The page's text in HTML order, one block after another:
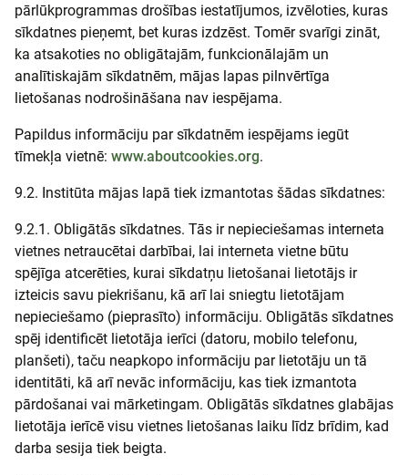
pārlūkprogrammas drošības iestatījumos, izvēloties, kuras
sīkdatnes pieņemt, bet kuras izdzēst. Tomēr svarīgi zināt,
ka atsakoties no obligātajām, funkcionālajām un
analītiskajām sīkdatnēm, mājas lapas pilnvērtīga
lietošanas nodrošināšana nav iespējama.
Papildus informāciju par sīkdatnēm iespējams iegūt
tīmekļa vietnē: www.aboutcookies.org.
9.2. Institūta mājas lapā tiek izmantotas šādas sīkdatnes:
9.2.1. Obligātās sīkdatnes. Tās ir nepieciešamas interneta
vietnes netraucētai darbībai, lai interneta vietne būtu
spējīga atcerēties, kurai sīkdatņu lietošanai lietotājs ir
izteicis savu piekrišanu, kā arī lai sniegtu lietotājam
nepieciešamo (pieprasīto) informāciju. Obligātās sīkdatnes
spēj identificēt lietotāja ierīci (datoru, mobilo telefonu,
planšeti), taču neapkopo informāciju par lietotāju un tā
identitāti, kā arī nevāc informāciju, kas tiek izmantota
pārdošanai vai mārketingam. Obligātās sīkdatnes glabājas
lietotāja ierīcē visu vietnes lietošanas laiku līdz brīdim, kad
darba sesija tiek beigta.